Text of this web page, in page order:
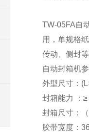
TW-05FA自
用，单规格
传动、侧封
自动封箱机
外型尺寸：
封箱能力 ：
封箱尺寸：
胶带宽度：